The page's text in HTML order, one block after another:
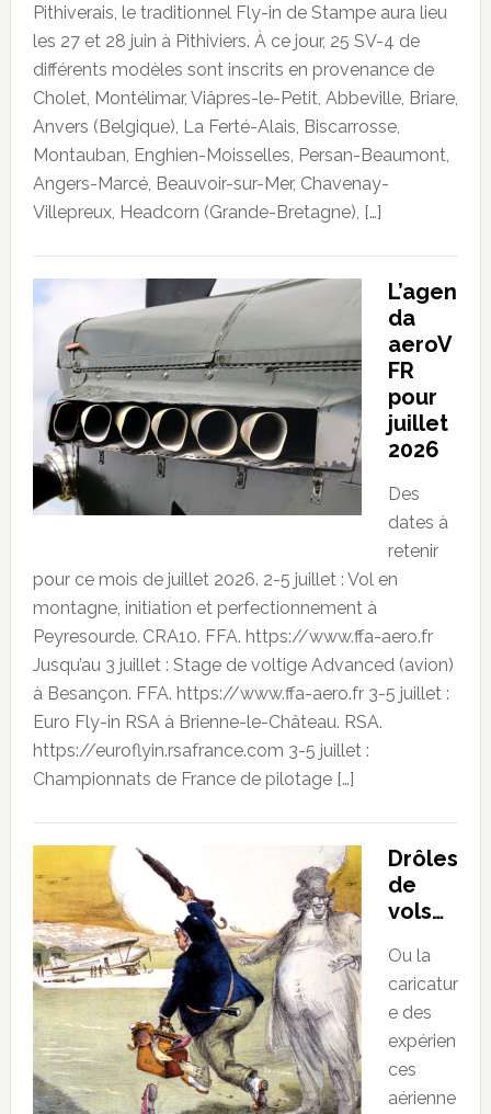
Pithiverais, le traditionnel Fly-in de Stampe aura lieu
les 27 et 28 juin à Pithiviers. À ce jour, 25 SV-4 de
différents modèles sont inscrits en provenance de
Cholet, Montélimar, Viâpres-le-Petit, Abbeville, Briare,
Anvers (Belgique), La Ferté-Alais, Biscarrosse,
Montauban, Enghien-Moisselles, Persan-Beaumont,
Angers-Marcé, Beauvoir-sur-Mer, Chavenay-
Villepreux, Headcorn (Grande-Bretagne), […]
L’agen
da
aeroV
FR
pour
juillet
2026
Des
dates à
retenir
pour ce mois de juillet 2026. 2-5 juillet : Vol en
montagne, initiation et perfectionnement à
Peyresourde. CRA10. FFA. https://www.ffa-aero.fr
Jusqu’au 3 juillet : Stage de voltige Advanced (avion)
à Besançon. FFA. https://www.ffa-aero.fr 3-5 juillet :
Euro Fly-in RSA à Brienne-le-Château. RSA.
https://euroflyin.rsafrance.com 3-5 juillet :
Championnats de France de pilotage […]
Drôles
de
vols…
Ou la
caricatur
e des
expérien
ces
aérienne